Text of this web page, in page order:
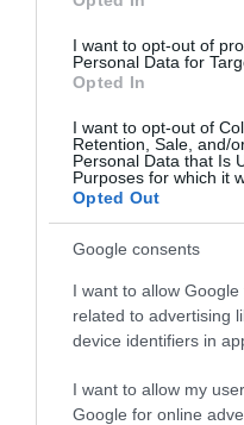
I want to opt-out of
Personal Data for
Opted In
I want to opt-out of
Retention, Sale, and/
Personal Data that Is
Purposes for which it
Opted Out
Google consents
I want to allow
related to advertising
device identifiers in
I want to allow my
Google for online
Legfrissebb híreink
ÚJRAINDUL A P...
2026. augusztus 07|